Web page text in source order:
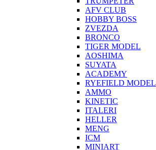
AFV CLUB
HOBBY BOSS
ZVEZDA
BRONCO
TIGER MODEL
AOSHIMA
SUYATA
ACADEMY
RYEFIELD MODEL
AMMO
KINETIC
ITALERI
HELLER
MENG
ICM
MINIART